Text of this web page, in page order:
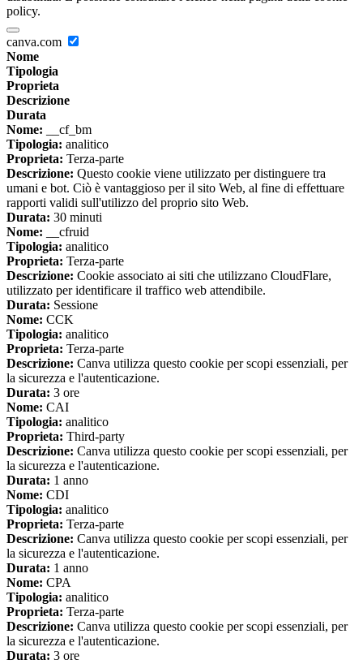
policy.
canva.com
Nome
Tipologia
Proprieta
Descrizione
Durata
Nome: __cf_bm
Tipologia: analitico
Proprieta: Terza-parte
Descrizione: Questo cookie viene utilizzato per distinguere tra
umani e bot. Ciò è vantaggioso per il sito Web, al fine di effettuare
rapporti validi sull'utilizzo del proprio sito Web.
Durata: 30 minuti
Nome: __cfruid
Tipologia: analitico
Proprieta: Terza-parte
Descrizione: Cookie associato ai siti che utilizzano CloudFlare,
utilizzato per identificare il traffico web attendibile.
Durata: Sessione
Nome: CCK
Tipologia: analitico
Proprieta: Terza-parte
Descrizione: Canva utilizza questo cookie per scopi essenziali, per
la sicurezza e l'autenticazione.
Durata: 3 ore
Nome: CAI
Tipologia: analitico
Proprieta: Third-party
Descrizione: Canva utilizza questo cookie per scopi essenziali, per
la sicurezza e l'autenticazione.
Durata: 1 anno
Nome: CDI
Tipologia: analitico
Proprieta: Terza-parte
Descrizione: Canva utilizza questo cookie per scopi essenziali, per
la sicurezza e l'autenticazione.
Durata: 1 anno
Nome: CPA
Tipologia: analitico
Proprieta: Terza-parte
Descrizione: Canva utilizza questo cookie per scopi essenziali, per
la sicurezza e l'autenticazione.
Durata: 3 ore